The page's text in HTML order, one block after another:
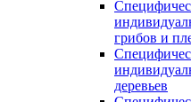
грибов и
деревьев